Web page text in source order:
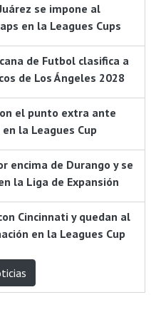
se impone al
en la Leagues Cups
de Futbol clasifica a
de Los Ángeles 2028
el punto extra ante
la Leagues Cup
encima de Durango y se
la Liga de Expansión
Cincinnati y quedan al
en la Leagues Cup